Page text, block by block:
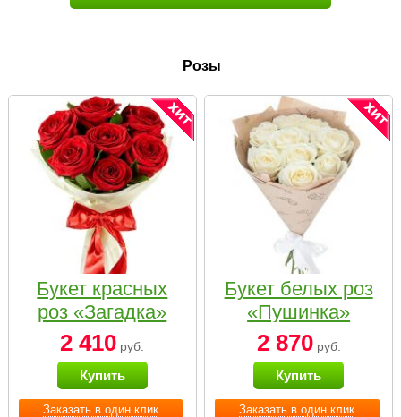
Розы
Заказать в один клик
Букет красных
роз «Загадка»
2 410 руб.
Купить
Заказать в один клик
Букет белых роз
«Пушинка»
2 870руб.
Купить